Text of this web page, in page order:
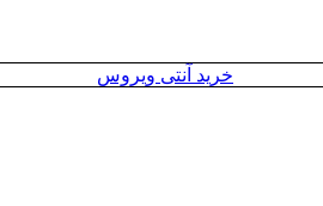
خرید آنتی ویروس